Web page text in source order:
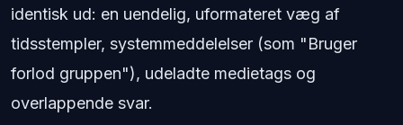
identisk ud: en uendelig, uformateret væg af
tidsstempler, systemmeddelelser (som "Bruger
forlod gruppen"), udeladte medietags og
overlappende svar.